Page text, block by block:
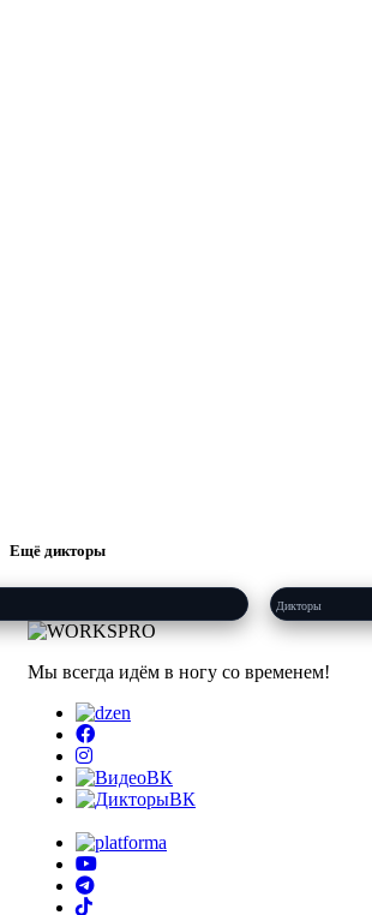
Ещё дикторы
Дикторы
Мы всегда идём в ногу со временем!